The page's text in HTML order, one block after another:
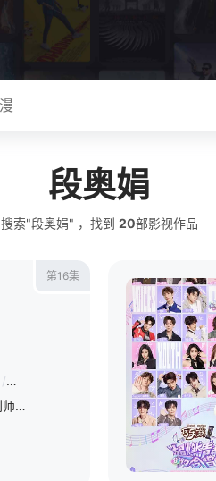
段奥娟
搜索"段奥娟" ，找到 20部影视作品
第16集
/ 乃万 李俊濠 / 樊凯杰 /
四个不同人文氛围的目的地，携程明星规划师提供两条花式游玩路线。一条符合大众对城市的期待、一条挖掘冷门宝藏，但看什么样的风景、被什么样的美食治愈、遇见什么陌生人的生活、一路又有哪些冒险，都由两队人各自的